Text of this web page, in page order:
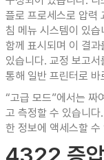
플로 프로세스로 압력
침 메뉴 시스템이 있
함께 표시되며 이 결
있습니다. 교정 보고
통해 일반 프린터로
“고급 모드”에서는 짜
고 측정할 수 있습니
한 정보에 액세스할 수